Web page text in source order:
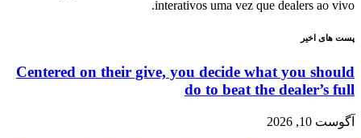
interativos uma vez que dealers ao vivo.
پست های اخیر
Centered on their give, you decide what you should
do to beat the dealer’s full
آگوست 10, 2026